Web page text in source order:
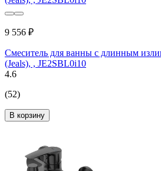
9 556 ₽
Смеситель для ванны с длинным
(Jeals), , JE2SBL0i10
4.6
(52)
В корзину